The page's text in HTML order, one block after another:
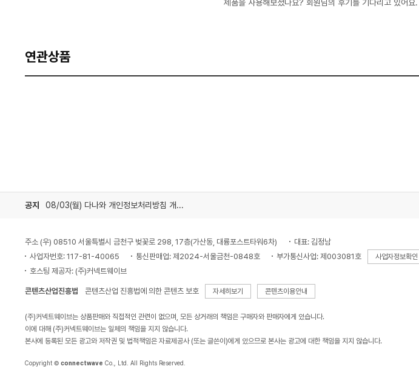
제품을 사용해보셨나요? 회원님의 후기를 기다리고 있어요.
연관상품
공지 08/03(월) 다나와 개인정보처리방침 개정 안내
주소 (우) 08510 서울특별시 금천구 벚꽃로 298, 17층(가산동, 대륭포스트타워6차)
대표: 김정남
사업자번호: 117-81-40065
통신판매업: 제2024-서울금천-0848호 부가통신사업: 제003081호 사업자정보확인
호스팅 제공자: (주)커넥트웨이브
콘텐츠산업진흥법 콘텐츠산업 진흥법에 의한 콘텐츠 보호 자세히보기 콘텐츠이용안내
(주)커넥트웨이브는 상품판매와 직접적인 관련이 없으며, 모든 상거래의 책임은 구매자와 판매자에게 있습니다.
이에 대해 (주)커넥트웨이브는 일체의 책임을 지지 않습니다.
본사에 등록된 모든 광고와 저작권 및 법적책임은 자료제공사 (또는 글쓴이)에게 있으므로 본사는 광고에 대한 책임을 지지 않습니다.
Copyright © connectwave Co., Ltd. All Rights Reserved.